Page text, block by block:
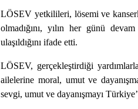
LÖSEV yetkilileri, lösemi ve
olmadığını, yılın her günü
ulaşıldığını ifade etti.
LÖSEV, gerçekleştirdiği
ailelerine moral, umut ve
sevgi, umut ve dayanışmayı